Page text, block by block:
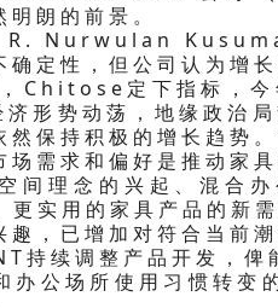
朗的前景。
Nurwulan
定性，但公司认为增长
Chitose定下指标，今
形势动荡，地缘政治
保持积极的增长趋势。
需求和偏好是推动家
间理念的兴起、混合
更实用的家具产品的新
趣，已增加对符合当前
持续调整产品开发，俾
办公场所使用习惯转变